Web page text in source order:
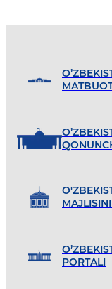
PORTALI